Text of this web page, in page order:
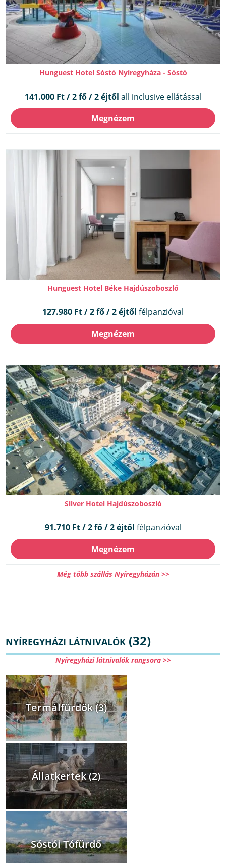
Hunguest Hotel Sóstó Nyíregyháza - Sóstó
141.000 Ft / 2 fő / 2 éjtől all inclusive ellátással
Megnézem
Hunguest Hotel Béke Hajdúszoboszló
127.980 Ft / 2 fő / 2 éjtől félpanzióval
Megnézem
Silver Hotel Hajdúszoboszló
91.710 Ft / 2 fő / 2 éjtől félpanzióval
Megnézem
Még több szállás Nyíregyházán >>
NYÍREGYHÁZI LÁTNIVALÓK (32)
Nyíregyházi látnivalók rangsora >>
Termálfürdők (3)
Állatkertek (2)
Sóstói Tófürdő